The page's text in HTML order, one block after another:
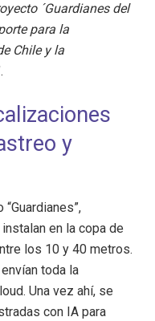
´Guardianes del
para la
Chile y la
y
en la copa de
los 10 y 40 metros.
toda la
Una vez ahí, se
con IA para